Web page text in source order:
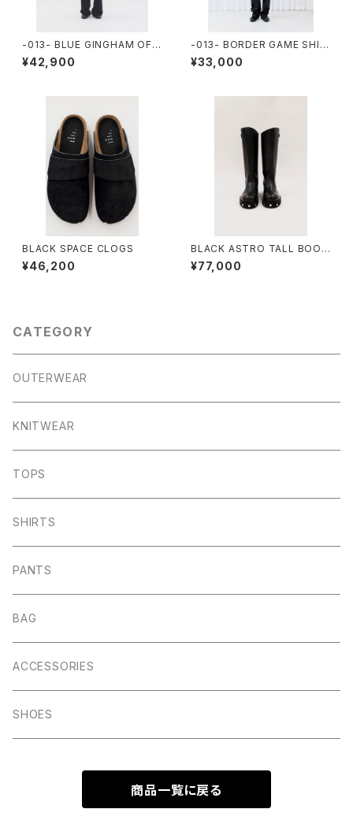
-013- BLUE GINGHAM OFFI
CE SHIRTS
¥42,900
-013- BORDER GAME SHIR
TS
¥33,000
BLACK SPACE CLOGS
¥46,200
BLACK ASTRO TALL BOOT
S
¥77,000
CATEGORY
OUTERWEAR
KNITWEAR
TOPS
SHIRTS
PANTS
BAG
ACCESSORIES
SHOES
商品一覧に戻る